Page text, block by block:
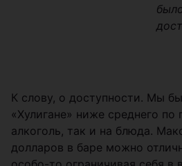
К слову, о доступности. Мы
«Хулигане» ниже среднего по
алкоголь, так и на блюда.
долларов в баре можно